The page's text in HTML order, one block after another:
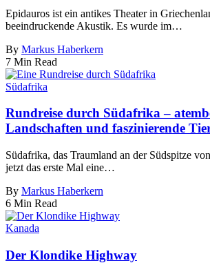
Epidauros ist ein antikes Theater in
beeindruckende Akustik. Es wurde im…
By Markus Haberkern
7 Min Read
Südafrika
Rundreise durch Südafrika –
Landschaften und faszinierende
Südafrika, das Traumland an der Südspitze
jetzt das erste Mal eine…
By Markus Haberkern
6 Min Read
Kanada
Der Klondike Highway